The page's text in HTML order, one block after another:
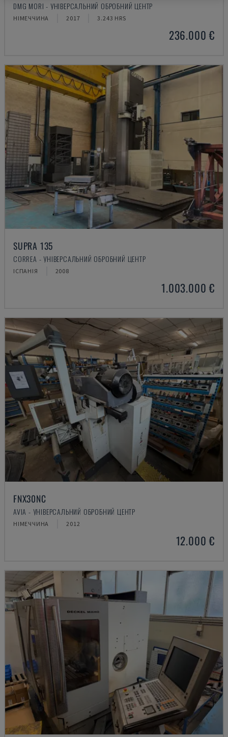
DMG MORI - УНІВЕРСАЛЬНИЙ ОБРОБНИЙ ЦЕНТР
НІМЕЧЧИНА 2017 3.243 HRS
236.000 €
SUPRA 135
CORREA - УНІВЕРСАЛЬНИЙ ОБРОБНИЙ ЦЕНТР
ІСПАНІЯ 2008
1.003.000 €
FNX30NC
AVIA - УНІВЕРСАЛЬНИЙ ОБРОБНИЙ ЦЕНТР
НІМЕЧЧИНА 2012
12.000 €